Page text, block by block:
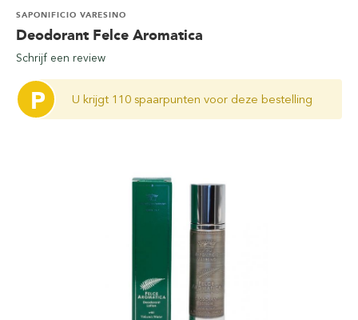
Deodorant Felce Aromatica
SAPONIFICIO VARESINO
Schrijf een review
P U krijgt 110 spaarpunten voor deze bestelling